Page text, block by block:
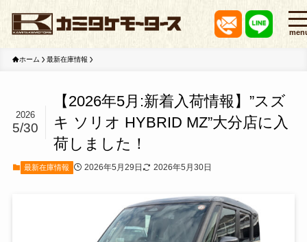
ホーム 最新在庫情報
【2026年5月:新着入荷情報】”スズ
キ ソリオ HYBRID MZ”大分店に入
荷しました！
2026
5/30
最新在庫情報 2026年5月29日 2026年5月30日